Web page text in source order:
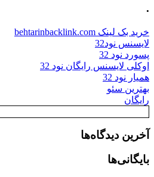
.
خرید بک لینک behtarinbacklink.com
لایسنس نود32
پسورد نود 32
اوکلی لایسنس رایگان نود 32
همیار نود 32
بهترین سئو
رایگان
آخرین دیدگاه‌ها
بایگانی‌ها